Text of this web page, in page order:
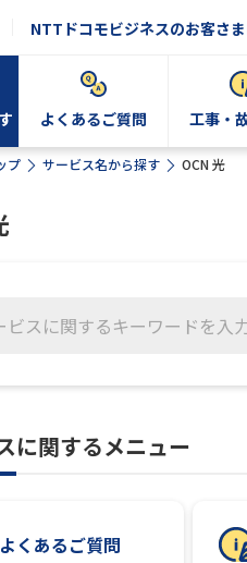
NTTドコモビジネスのお客さ
よくあるご質問 工事・
プ サービス名から探す OCN 光
に関するメニュー
よくあるご質問